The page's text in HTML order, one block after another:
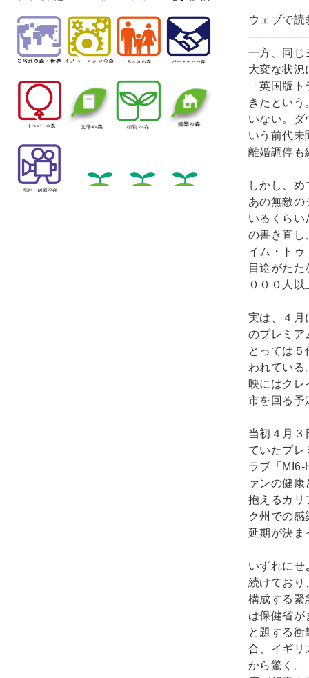
ウェブで読
一方、同じ
大変な状況
「英国版
きたとい
いない。ダ
いう前代未
離婚調停も
しかし、
あの無敵の
いるくらい
の書き直し
イム・トゥ
目途がた
０００人
実は、４月
のプレミア
とっては
われている
映にはクレ
市を回る予
当初４月３
ていたプレ
ラブ「MI6-
ァンの健
抱えるカリ
ク州での
延期が決ま
いずれにせ
続けており
構成する緊
は保健省が
と題する
合、イギリ
から驚く。